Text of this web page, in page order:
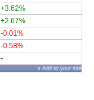
+3.62%
+2.67%
-0.01%
-0.58%
-
» Add to your site